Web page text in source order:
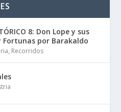
8: Don Lope y sus
Fortunas por Barakaldo
, Recorridos